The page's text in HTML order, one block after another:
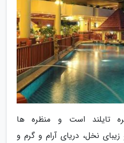
تایلند است و منظره ها
نخل، دریای آرام و گرم و